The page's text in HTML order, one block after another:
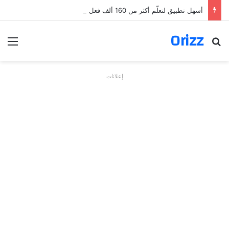
أسهل تطبيق لتعلّم أكثر من 160 ألف فعل بالألمانية
Orizz
بحث عن
إعلانات